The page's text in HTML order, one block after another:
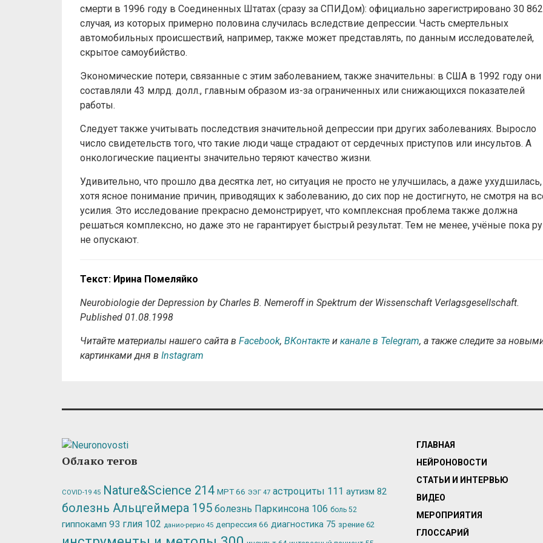
смерти в 1996 году в Соединенных Штатах (сразу за СПИДом): официально зарегистрировано 30 862
случая, из которых примерно половина случилась вследствие депрессии. Часть смертельных
автомобильных происшествий, например, также может представлять, по данным исследователей,
скрытое самоубийство.
Экономические потери, связанные с этим заболеванием, также значительны: в США в 1992 году они
составляли 43 млрд. долл., главным образом из-за ограниченных или снижающихся показателей
работы.
Следует также учитывать последствия значительной депрессии при других заболеваниях. Выросло
число свидетельств того, что такие люди чаще страдают от сердечных приступов или инсультов. А
онкологические пациенты значительно теряют качество жизни.
Удивительно, что прошло два десятка лет, но ситуация не просто не улучшилась, а даже ухудшилась,
хотя ясное понимание причин, приводящих к заболеванию, до сих пор не достигнуто, не смотря на
усилия. Это исследование прекрасно демонстрирует, что комплексная проблема также должна
решаться комплексно, но даже это не гарантирует быстрый результат. Тем не менее, учёные пока
не опускают.
Текст: Ирина Помеляйко
Neurobiologie der Depression by Charles B. Nemeroff in Spektrum der Wissenschaft Verlagsgesellschaft.
Published 01.08.1998
Читайте материалы нашего сайта в Facebook, ВКонтакте и канале в Telegram, а также следите за
картинками дня в Instagram
Облако тегов
COVID-19 45 Nature&Science 214 МРТ66 ЭЭГ 47 астроциты 111 аутизм 82
болезнь Альцгеймера 195 болезнь Паркинсона 106 боль 52
гиппокамп 93 глия 102 данио-рерио 45 депрессия 66 диагностика 75 зрение 62
ГЛАВНАЯ
НЕЙРОНОВОСТИ
СТАТЬИ И ИНТЕРВЬЮ
ВИДЕО
МЕРОПРИЯТИЯ
ГЛОССАРИЙ